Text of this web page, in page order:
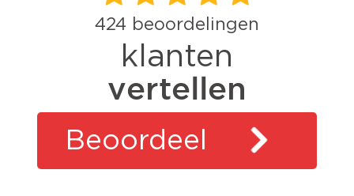
424 beoordelingen
klanten
vertellen
Beoordeel